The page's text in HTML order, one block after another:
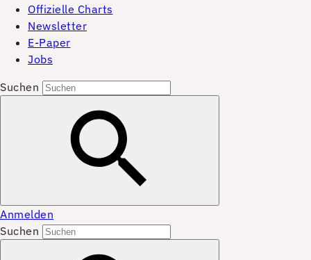
Offizielle Charts
Newsletter
E-Paper
Jobs
Suchen
Anmelden
Suchen